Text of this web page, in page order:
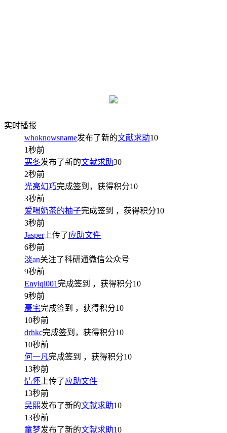
实时播报
whoknowsname发布了新的文献求助10
1秒前
寒冬发布了新的文献求助30
2秒前
光亮幻巧完成签到，获得积分10
3秒前
爱喝奶茶的柚子完成签到 ，获得积分10
3秒前
Jasper上传了应助文件
6秒前
淡an关注了科研通微信公众号
9秒前
Enyiqi001完成签到 ，获得积分10
9秒前
豪宅完成签到 ，获得积分10
10秒前
drhkc完成签到，获得积分10
10秒前
何一凡完成签到 ，获得积分10
13秒前
情怀 上传了应助文件
13秒前
吴熙发布了新的文献求助10
13秒前
童梦发布了新的文献求助10